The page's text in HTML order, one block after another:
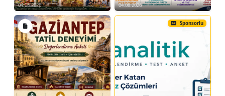
04.08.2026 04.08.2026
Sponsorlu